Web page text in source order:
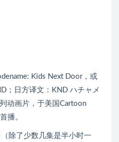
Kids Next Door，或
；日方译文：KND ハチャメ
动画片，于美国Cartoon
播。
除了少数几集是半小时一